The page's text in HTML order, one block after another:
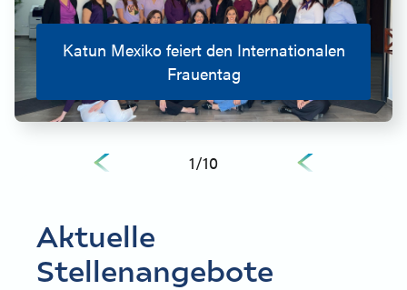
Katun Mexiko feiert den Internationalen
Frauentag
1/10
Aktuelle
Stellenangebote